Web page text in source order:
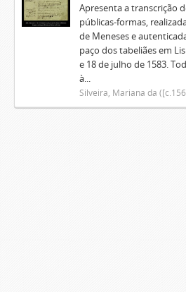
Apresenta a transcrição
públicas-formas,
de Meneses e
paço dos tabeliães em
e 18 de julho de 1583.
à...
Silveira, Mariana da